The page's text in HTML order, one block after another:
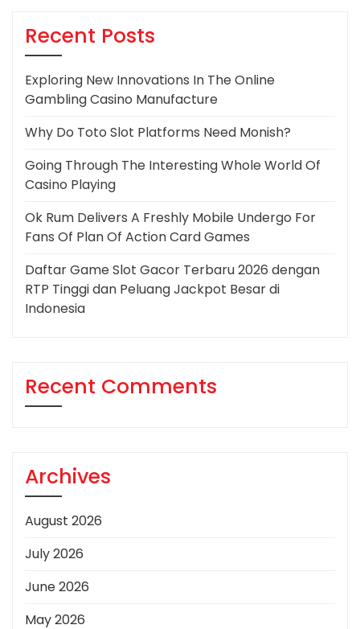
Recent Posts
Exploring New Innovations In The Online
Gambling Casino Manufacture
Why Do Toto Slot Platforms Need Monish?
Going Through The Interesting Whole World Of
Casino Playing
Ok Rum Delivers A Freshly Mobile Undergo For
Fans Of Plan Of Action Card Games
Daftar Game Slot Gacor Terbaru 2026 dengan
RTP Tinggi dan Peluang Jackpot Besar di
Indonesia
Recent Comments
Archives
August 2026
July 2026
June 2026
May 2026